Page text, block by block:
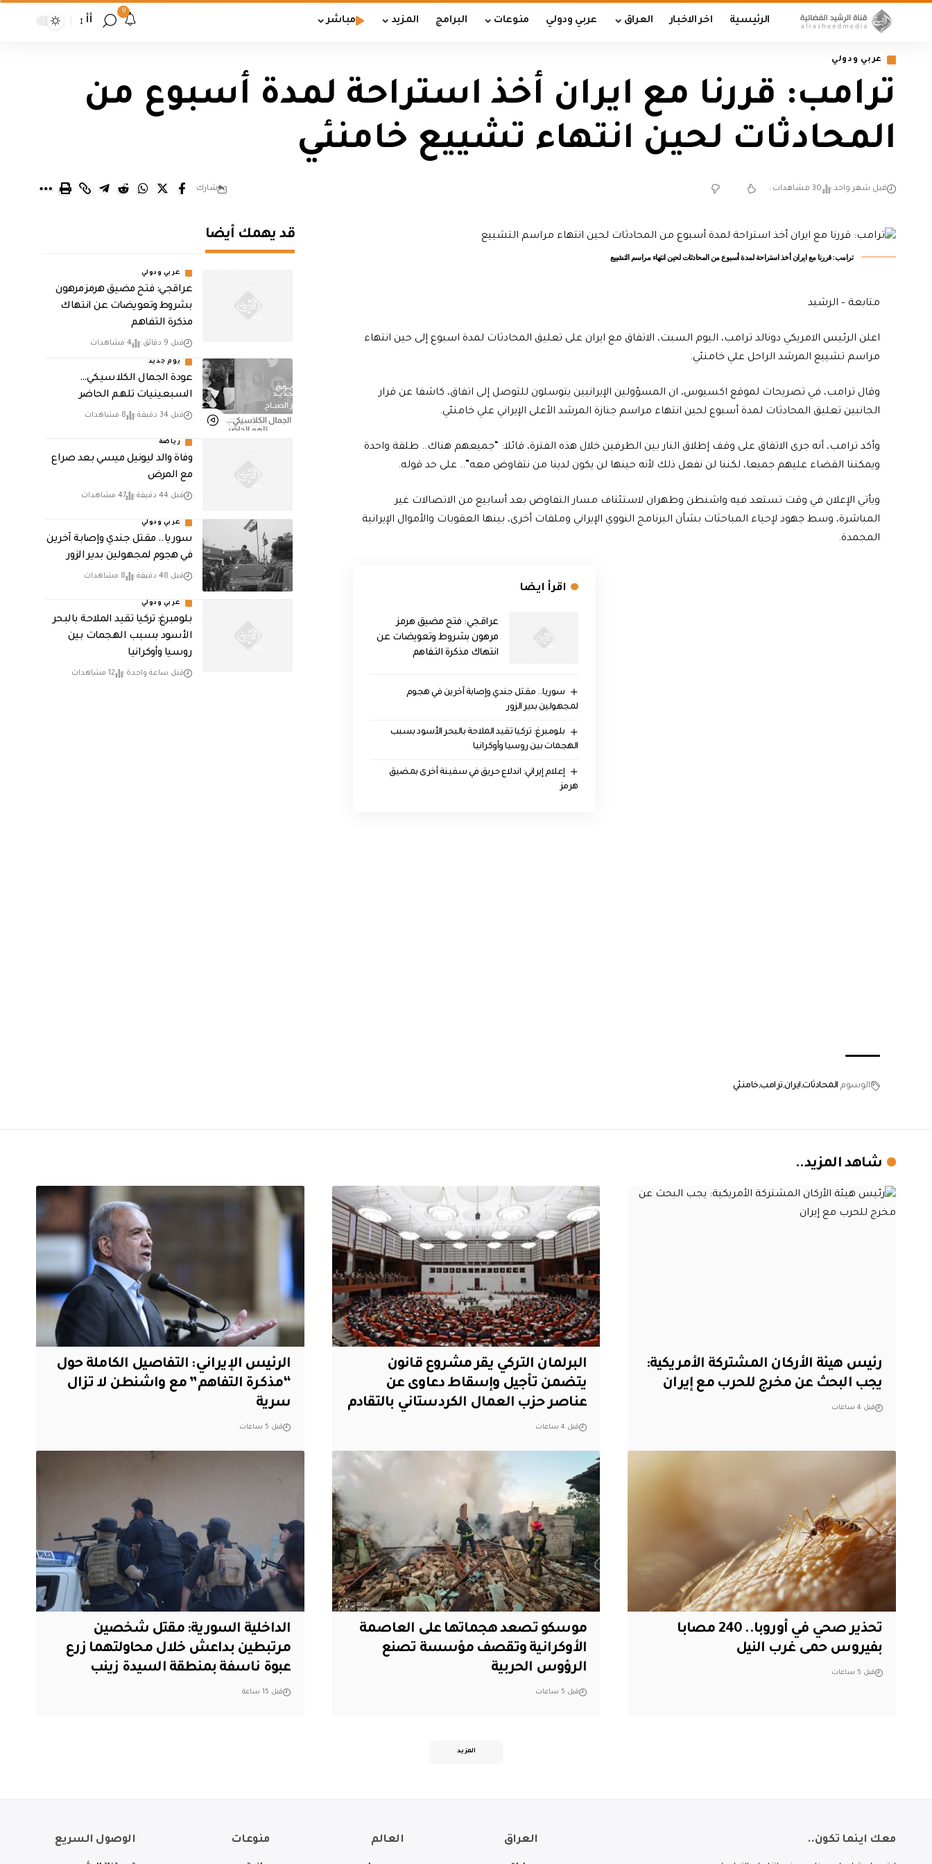
الرئيسية اخر الاخبار العراق عربي ودولي منوعات البرامج المزيد مباشر
9
أأ
عربي ودولي
ترامب: قررنا مع ايران أخذ استراحة لمدة أسبوع من
المحادثات لحين انتهاء تشييع خامنئي
قبل شهر واحد 30 مشاهدات شارك
ترامب: قررنا مع ايران أخذ استراحة لمدة أسبوع من المحادثات لحين انتهاء مراسم التشييع
متابعة – الرشيد
اعلن الرئيس الامريكي دونالد ترامب، اليوم السبت، الاتفاق مع ايران على تعليق المحادثات لمدة اسبوع إلى حين انتهاء
مراسم تشييع المرشد الراحل علي خامنئي.
وقال ترامب، في تصريحات لموقع اكسيوس، ان المسؤولين الإيرانيين يتوسلون للتوصل إلى اتفاق، كاشفا عن قرار
الجانبين تعليق المحادثات لمدة أسبوع لحين انتهاء مراسم جنازة المرشد الأعلى الإيراني علي خامنئي.
وأكد ترامب، أنه جرى الاتفاق على وقف إطلاق النار بين الطرفين خلال هذه الفترة، قائلا: “جميعهم هناك.. طلقة واحدة
ويمكننا القضاء عليهم جميعا، لكننا لن نفعل ذلك لأنه حينها لن يكون لدينا من نتفاوض معه”.. على حد قوله.
ويأتي الإعلان في وقت تستعد فيه واشنطن وطهران لاستئناف مسار التفاوض بعد أسابيع من الاتصالات غير
المباشرة، وسط جهود لإحياء المباحثات بشأن البرنامج النووي الإيراني وملفات أخرى، بينها العقوبات والأموال الإيرانية
المجمدة.
اقرأ ايضا
عراقجي: فتح مضيق هرمز
مرهون بشروط وتعويضات عن
انتهاك مذكرة التفاهم
سوريا.. مقتل جندي وإصابة آخرين في هجوم
لمجهولين بدير الزور
بلومبرغ: تركيا تقيد الملاحة بالبحر الأسود بسبب
الهجمات بين روسيا وأوكرانيا
إعلام إيراني: اندلاع حريق في سفينة أخرى بمضيق
هرمز
الوسوم المحادثات ايران ترامب خامنئي
قد يهمك أيضا
عربي ودولي
عراقجي: فتح مضيق هرمز مرهون
بشروط وتعويضات عن انتهاك
مذكرة التفاهم
قبل 9 دقائق 4 مشاهدات
يوم جديد
عودة الجمال الكلاسيكي…
السبعينيات تلهم الحاضر
قبل 34 دقيقة 8 مشاهدات
رياضة
وفاة والد ليونيل ميسي بعد صراع
مع المرض
قبل 44 دقيقة 47 مشاهدات
عربي ودولي
سوريا.. مقتل جندي وإصابة آخرين
في هجوم لمجهولين بدير الزور
قبل 48 دقيقة 8 مشاهدات
عربي ودولي
بلومبرغ: تركيا تقيد الملاحة بالبحر
الأسود بسبب الهجمات بين
روسيا وأوكرانيا
قبل ساعة واحدة 12 مشاهدات
شاهد المزيد..
رئيس هيئة الأركان المشتركة الأمريكية:
يجب البحث عن مخرج للحرب مع إيران
قبل 4 ساعات
البرلمان التركي يقر مشروع قانون
يتضمن تأجيل وإسقاط دعاوى عن
عناصر حزب العمال الكردستاني بالتقادم
قبل 4 ساعات
الرئيس الإيراني: التفاصيل الكاملة حول
“مذكرة التفاهم” مع واشنطن لا تزال
سرية
قبل 5 ساعات
تحذير صحي في أوروبا.. 240 مصابا
بفيروس حمى غرب النيل
قبل 5 ساعات
موسكو تصعد هجماتها على العاصمة
الأوكرانية وتقصف مؤسسة تصنع
الرؤوس الحربية
قبل 5 ساعات
الداخلية السورية: مقتل شخصين
مرتبطين بداعش خلال محاولتهما زرع
عبوة ناسفة بمنطقة السيدة زينب
قبل 15 ساعة
المزيد
معك اينما تكون.. العراق العالم منوعات الوصول السريع